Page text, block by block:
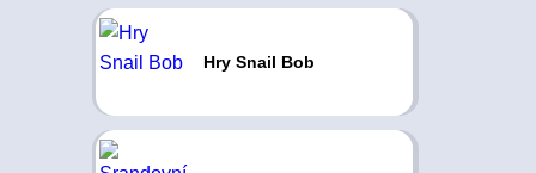
Hry Snail Bob